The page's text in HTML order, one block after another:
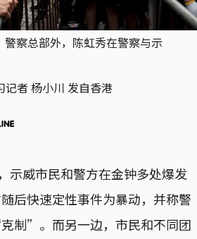
察总部外，陈虹秀在警察与示
者 杨小川 发自香港
示威市民和警方在金钟多处爆发
后快速定性事件为暴动，并称警
制”。而另一边，市民和不同团